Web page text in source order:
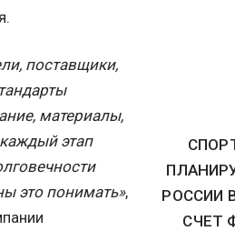
РОССИИ
СЧЕТ
поставщики,
материалы,
этап
это понимать»,